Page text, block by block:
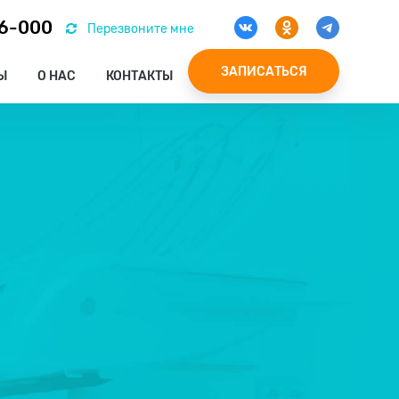
000 Перезвоните мне
О НАС КОНТАКТЫ ЗАПИСАТЬСЯ